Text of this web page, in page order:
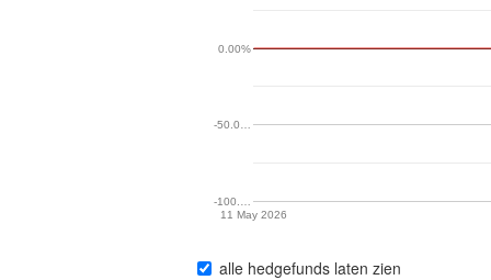
11 May 2026
-100.…
-50.0…
0.00%
alle hedgefunds laten zien